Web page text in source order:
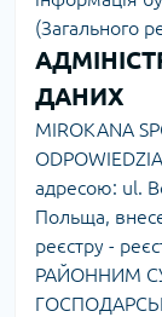
(Загального
ДАНИХ
MIROKANA
адресою: ul.
Польща,
реєстру -
РАЙОННИМ